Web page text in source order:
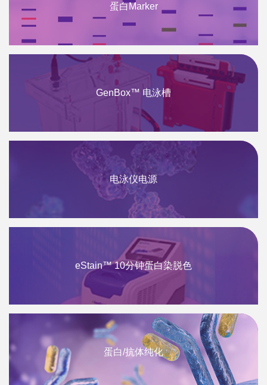
蛋白Marker
GenBox™ 电泳槽
电泳仪电源
eStain™ 10分钟蛋白染脱色
蛋白/抗体纯化